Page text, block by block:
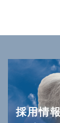
ー
送
り採用情